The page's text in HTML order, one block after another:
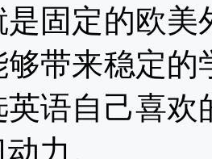
固定的欧
够带来稳定
语自己喜
力。